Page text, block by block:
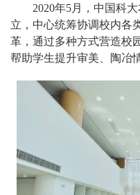
2020年5月，中国科
立，中心统筹协调校内各
革，通过多种方式营造校
帮助学生提升审美、陶冶